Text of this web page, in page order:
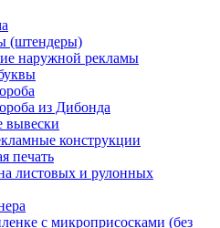
(штендеры)
наружной рекламы
из Дибонда
вывески
конструкции
печать
листовых и рулонных
с микроприсосками (без